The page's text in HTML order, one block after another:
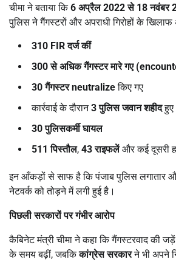
चीमा ने बताया कि6 अप्रैल2022से 18नवंबर
पुलिस ने गैंगस्टरों और अपराधी गिरोहों के
310 FIRदर्ज कीं
300से अधिक गैंगस्टर मारे गए (
30गैंगस्टरneutralizeकिए गए
कार्रवाई के दौरान3पुलिस जवान शहीदहुए
30पुलिसकर्मी घायल
511पिस्तौल, 43राइफलेंऔर कई दूसरी
इन आँकड़ों से साफ है कि पंजाब पुलिस लगातार
नेटवर्क को तोड़ने में लगी हुई है।
पिछली सरकारों पर गंभीर आरोप
कैबिनेट मंत्री चीमा ने कहा कि गैंगस्टरवाद की जड़ें
के समय बढ़ीं, जबकिकांग्रेस सरकारने भी अपने